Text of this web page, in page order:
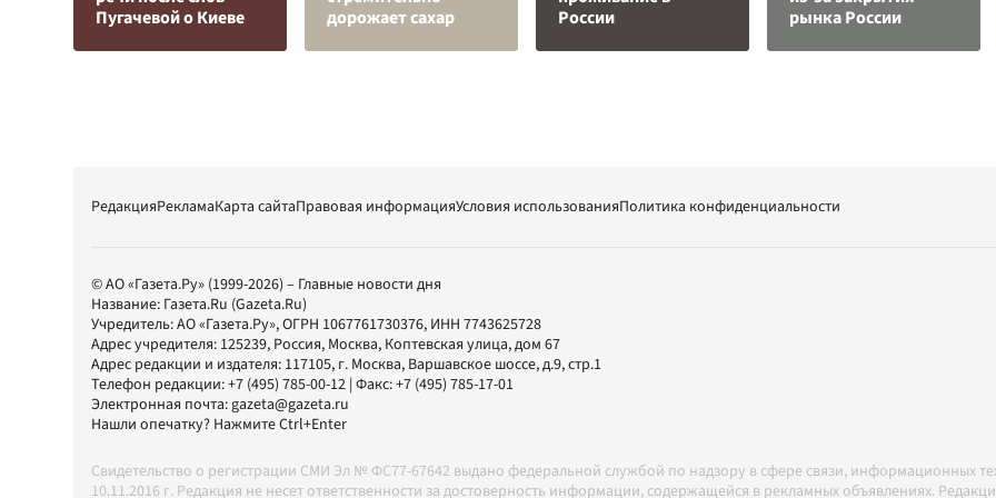
Пугачевой о Киеве
дорожает сахар
России
рынка России
РедакцияРекламаКарта сайтаПравовая информацияУсловия использованияПолитика конфиденциальности
© АО «Газета.Ру» (1999-2026) – Главные новости дня
Название: Газета.Ru (Gazeta.Ru)
Учредитель:АО «Газета.Ру», ОГРН 1067761730376, ИНН 7743625728
Адрес учредителя: 125239, Россия, Москва, Коптевская улица, дом 67
Адрес редакции и издателя: 117105, г. Москва, Варшавское шоссе, д.9, стр.1
Телефон редакции:+7 (495) 785-00-12 | Факс:+7 (495) 785-17-01
Электронная почта:gazeta@gazeta.ru
Нашли опечатку? Нажмите Ctrl+Enter
Свидетельство о регистрации СМИ Эл № ФС77-67642 выдано федеральной службой по надзору в сфере связи, информационных
10.11.2016 г. Редакция не несет ответственности за достоверность информации, содержащейся в рекламных объявлениях.